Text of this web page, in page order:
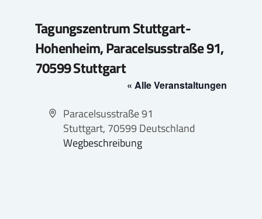
Tagungszentrum Stuttgart-
Hohenheim, Paracelsusstraße 91,
70599 Stuttgart
« Alle Veranstaltungen
Adresse
Paracelsusstraße 91
Stuttgart, 70599Deutschland
Wegbeschreibung